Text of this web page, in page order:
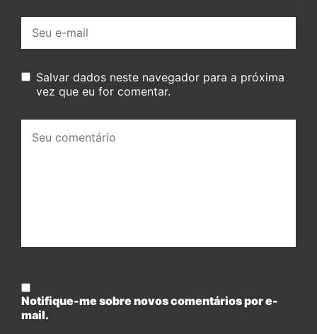
mail:
Salvar dados neste navegador para a próxima
vez que eu for comentar.
comentário:
Notifique-me sobre novos comentários por e-
mail.